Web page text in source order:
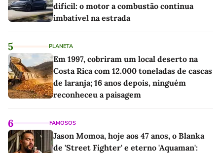
difícil: o motor a combustão continua
imbatível na estrada
5 PLANETA
Em 1997, cobriram um local deserto na
Costa Rica com 12.000 toneladas de cascas
de laranja; 16 anos depois, ninguém
reconheceu a paisagem
6 FAMOSOS
Jason Momoa, hoje aos 47 anos, o Blanka
de 'Street Fighter' e eterno 'Aquaman':